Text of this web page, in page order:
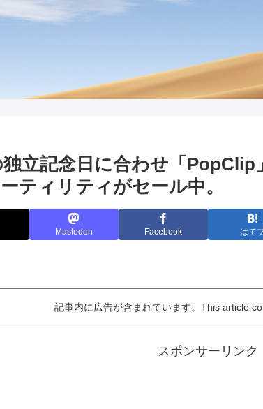
独立記念日に合わせ「
ティリティがセール中。
Mastodon Facebook はて
記事内に広告が含まれています。This article
スポンサーリンク